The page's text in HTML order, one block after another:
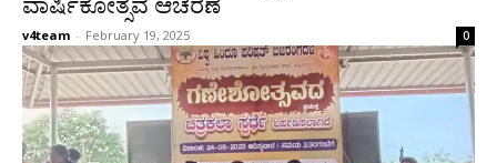
ವಾರ್ಷಿಕೋತ್ಸವ ಆಚರಣೆ
v4team - February 19, 2025 0